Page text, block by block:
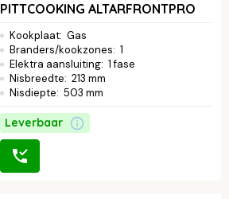
PITTCOOKING ALTARFRONTPRO
Kookplaat: Gas
Branders/kookzones: 1
Elektra aansluiting: 1 fase
Nisbreedte: 213 mm
Nisdiepte: 503 mm
Leverbaar